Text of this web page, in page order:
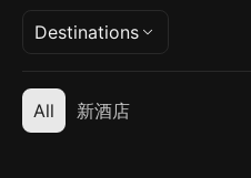
Destinations
All 新酒店